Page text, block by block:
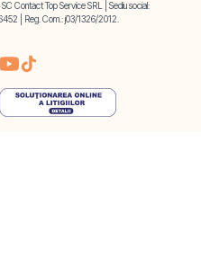
Contact Top Service SRL | Sediu social:
| Reg. Com.: j03/1326/2012.